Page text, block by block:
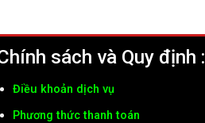
sách và Quy định :
Điều khoản dịch vụ
Phương thức thanh toán